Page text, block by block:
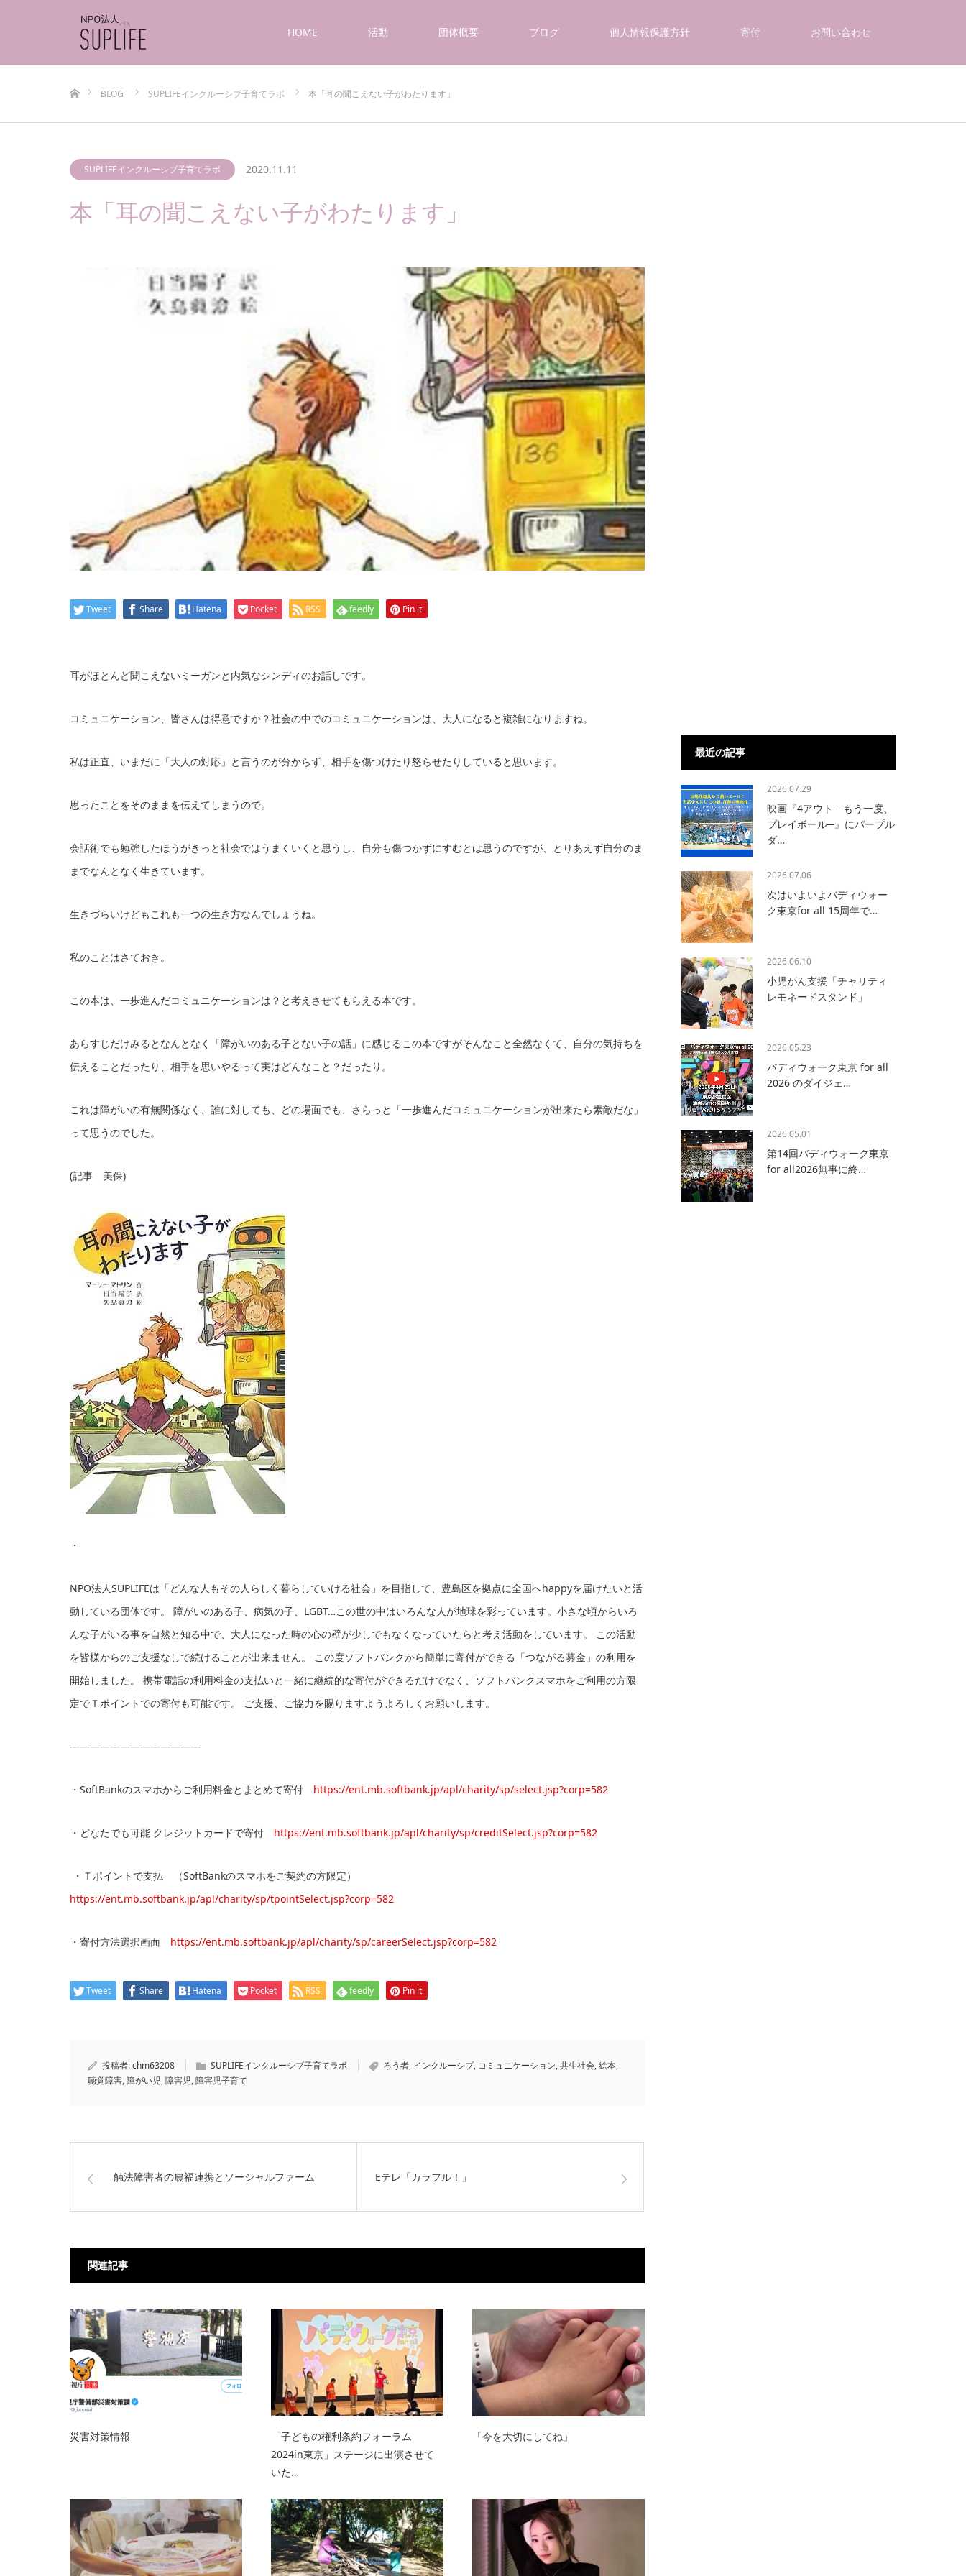
HOME 活動 団体概要 ブログ 個人情報保護方針 寄付 お問い合わせ
BLOG
SUPLIFEインクルーシブ子育てラボ 本「耳の聞こえない子がわたります」
SUPLIFEインクルーシブ子育てラボ 2020.11.11
本「耳の聞こえない子がわたります」
Tweet Share Hatena Pocket RSS feedly Pin it
耳がほとんど聞こえないミーガンと内気なシンディのお話しです。
コミュニケーション、皆さんは得意ですか？社会の中でのコミュニケーションは、大人になると複雑になりますね。
私は正直、いまだに「大人の対応」と言うのが分からず、相手を傷つけたり怒らせたりしていると思います。
思ったことをそのままを伝えてしまうので。
会話術でも勉強したほうがきっと社会ではうまくいくと思うし、自分も傷つかずにすむとは思うのですが、とりあえず自分のま
までなんとなく生きています。
生きづらいけどもこれも一つの生き方なんでしょうね。
私のことはさておき。
この本は、一歩進んだコミュニケーションは？と考えさせてもらえる本です。
あらすじだけみるとなんとなく「障がいのある子とない子の話」に感じるこの本ですがそんなこと全然なくて、自分の気持ちを
伝えることだったり、相手を思いやるって実はどんなこと？だったり。
これは障がいの有無関係なく、誰に対しても、どの場面でも、さらっと「一歩進んだコミュニケーションが出来たら素敵だな」
って思うのでした。
(記事 美保)
・
NPO法人SUPLIFEは「どんな人もその人らしく暮らしていける社会」を目指して、豊島区を拠点に全国へhappyを届けたいと活
動している団体です。 障がいのある子、病気の子、LGBT…この世の中はいろんな人が地球を彩っています。小さな頃からいろ
んな子がいる事を自然と知る中で、大人になった時の心の壁が少しでもなくなっていたらと考え活動をしています。 この活動
を皆様からのご支援なしで続けることが出来ません。 この度ソフトバンクから簡単に寄付ができる「つながる募金」の利用を
開始しました。 携帯電話の利用料金の支払いと一緒に継続的な寄付ができるだけでなく、ソフトバンクスマホをご利用の方限
定でＴポイントでの寄付も可能です。 ご支援、ご協力を賜りますようよろしくお願いします。
—————————————
・SoftBankのスマホからご利用料金とまとめて寄付 https://ent.mb.softbank.jp/apl/charity/sp/select.jsp?corp=582
・どなたでも可能 クレジットカードで寄付 https://ent.mb.softbank.jp/apl/charity/sp/creditSelect.jsp?corp=582
・Ｔポイントで支払 （SoftBankのスマホをご契約の方限定）
https://ent.mb.softbank.jp/apl/charity/sp/tpointSelect.jsp?corp=582
・寄付方法選択画面 https://ent.mb.softbank.jp/apl/charity/sp/careerSelect.jsp?corp=582
Tweet Share Hatena Pocket RSS feedly Pin it
投稿者:chm63208 SUPLIFEインクルーシブ子育てラボ ろう者, インクルーシブ, コミュニケーション,共生社会,絵本,
聴覚障害,障がい児,障害児,障害児子育て
触法障害者の農福連携とソーシャルファーム Eテレ「カラフル！」
関連記事
災害対策情報
「子どもの権利条約フォーラム
2024in東京」ステージに出演させて
いた…
「今を大切にしてね」
最近の記事
2026.07.29
映画『4アウト ─もう一度、
プレイボール─』にパープル
ダ…
2026.07.06
次はいよいよバディウォー
ク東京for all 15周年で…
2026.06.10
小児がん支援「チャリティ
レモネードスタンド」
2026.05.23
バディウォーク東京 for all
2026 のダイジェ…
2026.05.01
第14回バディウォーク東京
for all2026無事に終…